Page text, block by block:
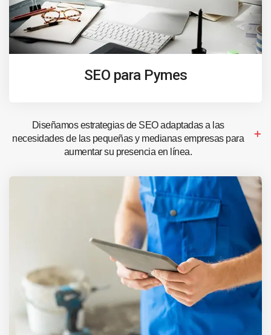
SEO para Pymes
Diseñamos estrategias de SEO adaptadas a las
necesidades de las pequeñas y medianas empresas para
aumentar su presencia en línea.